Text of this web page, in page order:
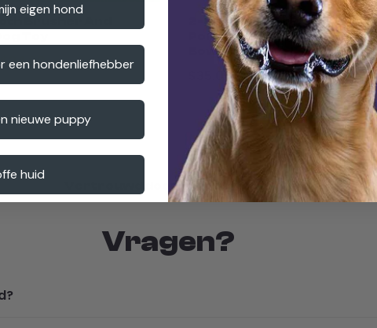
$24.00
2-in-1 Collapsible Dog Bowl –
Portable Food and Water
Bowl for Travel
$35.00
Vertrouwd door onze klanten.
Vragen?
eigen hond
een hondenliefhebber
nieuwe puppy
huid